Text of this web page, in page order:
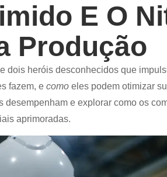
E O
Produção
dois heróis desconhecidos que
fazem, e como eles podem otimizar
e explorar como os
aprimoradas.